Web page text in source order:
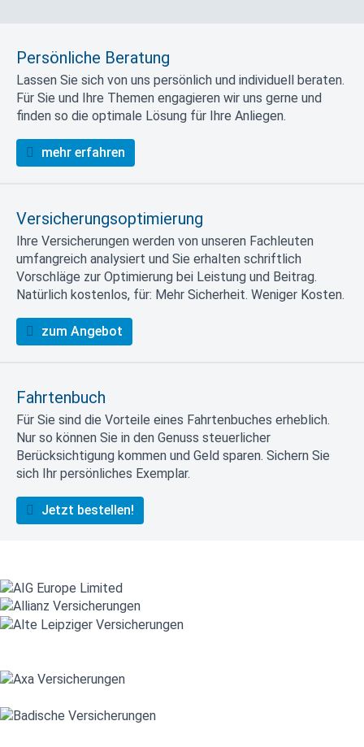
Persönliche Beratung
Lassen Sie sich von uns persönlich und individuell beraten.
Für Sie und Ihre Themen engagieren wir uns gerne und
finden so die optimale Lösung für Ihre Anliegen.
mehr erfahren
Versicherungsoptimierung
Ihre Versicherungen werden von unseren Fachleuten
umfangreich analysiert und Sie erhalten schriftlich
Vorschläge zur Optimierung bei Leistung und Beitrag.
Natürlich kostenlos, für: Mehr Sicherheit. Weniger Kosten.
zum Angebot
Fahrtenbuch
Für Sie sind die Vorteile eines Fahrtenbuches erheblich.
Nur so können Sie in den Genuss steuerlicher
Berücksichtigung kommen und Geld sparen. Sichern Sie
sich Ihr persönliches Exemplar.
Jetzt bestellen!